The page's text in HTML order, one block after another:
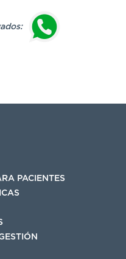
PACIENTES